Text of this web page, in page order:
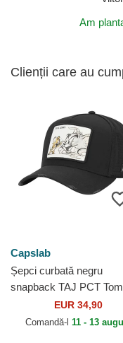
Am
Clienții care au
Capslab
Șepci curbată negru
snapback TAJ PCT
Jerry Looney Tunes de
Capslab
EUR 34,90
Comandă-l 11 - 13